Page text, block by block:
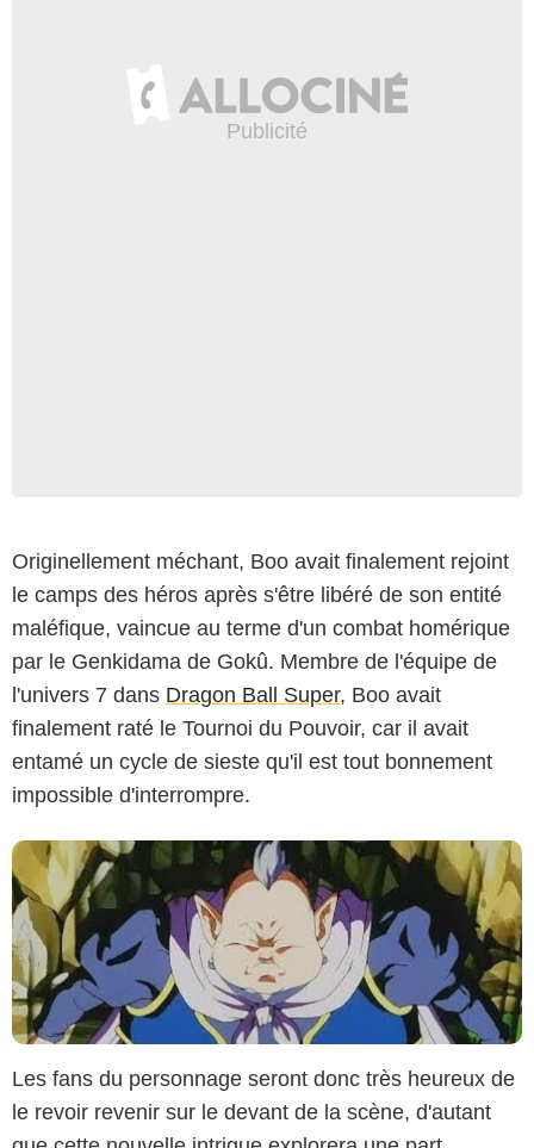
Originellement méchant, Boo avait finalement rejoint
le camps des héros après s'être libéré de son entité
maléfique, vaincue au terme d'un combat homérique
par le Genkidama de Gokû. Membre de l'équipe de
l'univers 7 dans Dragon Ball Super, Boo avait
finalement raté le Tournoi du Pouvoir, car il avait
entamé un cycle de sieste qu'il est tout bonnement
impossible d'interrompre.
Les fans du personnage seront donc très heureux de
le revoir revenir sur le devant de la scène, d'autant